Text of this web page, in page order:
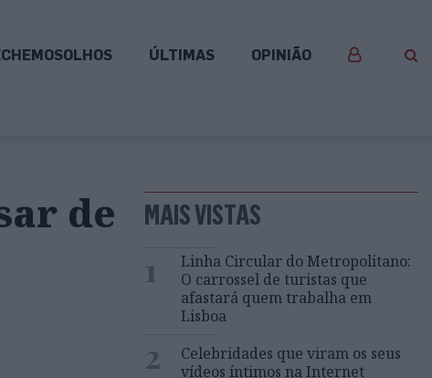
ÚLTIMAS OPINIÃO
de
MAIS VISTAS
1
Linha Circular do Metropolitano:
O carrossel de turistas que
afastará quem trabalha em
Lisboa
2
Celebridades que viram os seus
vídeos íntimos na Internet